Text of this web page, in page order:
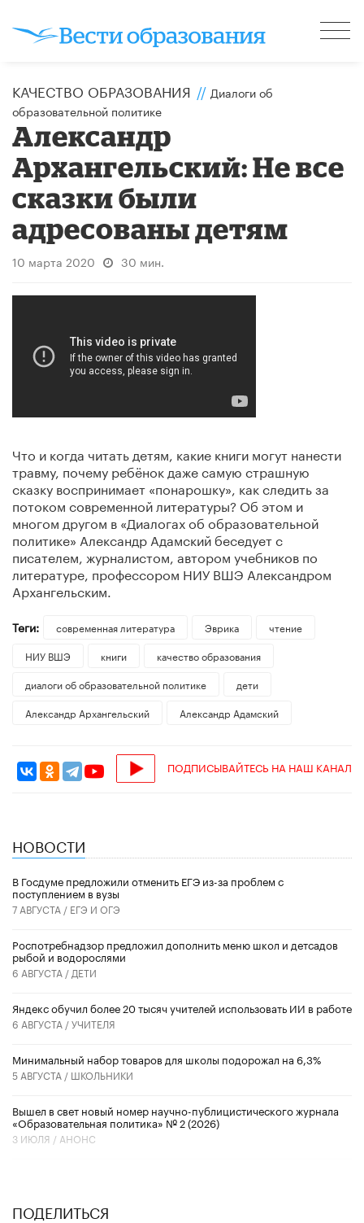
КАЧЕСТВО ОБРАЗОВАНИЯ // Диалоги об
образовательной политике
Александр
Архангельский: Не все
сказки были
адресованы детям
10 марта 2020 30 мин.
Что и когда читать детям, какие книги могут нанести
травму, почему ребёнок даже самую страшную
сказку воспринимает «понарошку», как следить за
потоком современной литературы? Об этом и
многом другом в «Диалогах об образовательной
политике» Александр Адамский беседует с
писателем, журналистом, автором учебников по
литературе, профессором НИУ ВШЭ Александром
Архангельским.
Теги: современная литература Эврика
чтение
НИУ ВШЭ
книги
качество образования
диалоги об образовательной политике
дети
Александр Архангельский
Александр Адамский
ПОДПИСЫВАЙТЕСЬ НА НАШ КАНАЛ
НОВОСТИ
В Госдуме предложили отменить ЕГЭ из-за проблем с
поступлением в вузы
7 АВГУСТА / ЕГЭ И ОГЭ
Роспотребнадзор предложил дополнить меню школ и детсадов
рыбой и водорослями
6 АВГУСТА / ДЕТИ
​Яндекс обучил более 20 тысяч учителей использовать ИИ в работе
6 АВГУСТА /УЧИТЕЛЯ
Минимальный набор товаров для школы подорожал на 6,3%
5 АВГУСТА / ШКОЛЬНИКИ
Вышел в свет новый номер научно-публицистического журнала
«Образовательная политика» № 2 (2026)
3 ИЮЛЯ / АНОНС
ПОДЕЛИТЬСЯ